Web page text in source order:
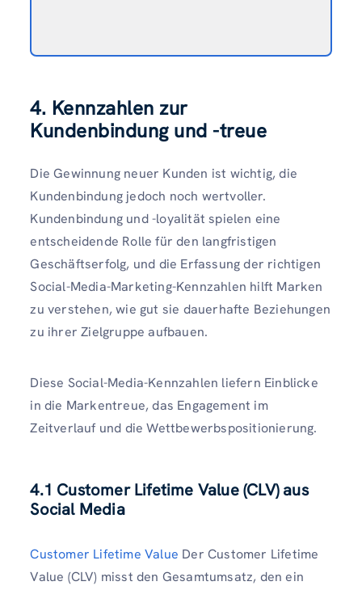
4. Kennzahlen zur
Kundenbindung und -treue
Die Gewinnung neuer Kunden ist wichtig, die
Kundenbindung jedoch noch wertvoller.
Kundenbindung und -loyalität spielen eine
entscheidende Rolle für den langfristigen
Geschäftserfolg, und die Erfassung der richtigen
Social-Media-Marketing-Kennzahlen hilft Marken
zu verstehen, wie gut sie dauerhafte Beziehungen
zu ihrer Zielgruppe aufbauen.
Diese Social-Media-Kennzahlen liefern Einblicke
in die Markentreue, das Engagement im
Zeitverlauf und die Wettbewerbspositionierung.
4.1 Customer Lifetime Value (CLV) aus
Social Media
Customer Lifetime Value Der Customer Lifetime
Value (CLV) misst den Gesamtumsatz, den ein